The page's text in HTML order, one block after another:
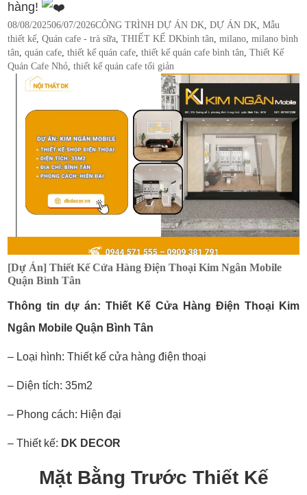
hàng!
Posted
on
08/08/202506/07/2026Categories
CÔNG TRÌNH DỰ ÁN DK,DỰ ÁN DK,Mẫu
thiết kế,Quán cafe - trà sữa,THIẾT KẾ DKTags
bình tân,milano,milano bình
tân,quán cafe,thiết kế quán cafe,thiết kế quán cafe bình tân,Thiết Kế
Quán Cafe Nhỏ,thiết kế quán cafe tối giản
[Dự Án] Thiết Kế Cửa Hàng Điện Thoại Kim Ngân Mobile
Quận Bình Tân
Thông tin dự án: Thiết Kế Cửa Hàng Điện Thoại Kim
Ngân Mobile Quận Bình Tân
– Loại hình: Thiết kế cửa hàng điện thoại
– Diện tích: 35m2
– Phong cách: Hiện đại
– Thiết kế: DK DECOR
Mặt Bằng Trước Thiết Kế